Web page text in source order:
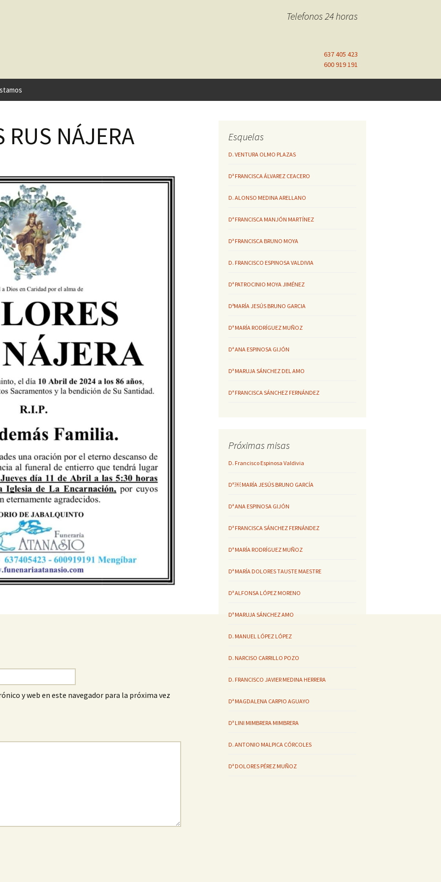
Telefonos 24 horas
637 405 423
600 919 191
RUS NÁJERA
y web en este navegador para la próxima vez
Esquelas
D. VENTURA OLMO PLAZAS
Dª FRANCISCA ÁLVAREZ CEACERO
D. ALONSO MEDINA ARELLANO
Dª FRANCISCA MANJÓN MARTÍNEZ
Dª FRANCISCA BRUNO MOYA
D. FRANCISCO ESPINOSA VALDIVIA
Dª PATROCINIO MOYA JIMÉNEZ
DªMARÍA JESÚS BRUNO GARCIA
Dª MARÍA RODRÍGUEZ MUÑOZ
Dª ANA ESPINOSA GIJÓN
Dª MARUJA SÁNCHEZ DEL AMO
Dª FRANCISCA SÁNCHEZ FERNÁNDEZ
Próximas misas
D. Francisco Espinosa Valdivia
Dª ￼ MARÍA JESÚS BRUNO GARCÍA
Dª ANA ESPINOSA GIJÓN
Dª FRANCISCA SÁNCHEZ FERNÁNDEZ
Dª MARÍA RODRÍGUEZ MUÑOZ
Dª MARÍA DOLORES TAUSTE MAESTRE
Dª ALFONSA LÓPEZ MORENO
Dª MARUJA SÁNCHEZ AMO
D. MANUEL LÓPEZ LÓPEZ
D. NARCISO CARRILLO POZO
D. FRANCISCO JAVIER MEDINA HERRERA
Dª MAGDALENA CARPIO AGUAYO
Dª LINI MIMBRERA MIMBRERA
D. ANTONIO MALPICA CÓRCOLES
Dª DOLORES PÉREZ MUÑOZ